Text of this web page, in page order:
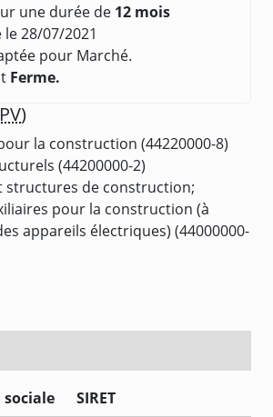
une durée de 12 mois
28/07/2021
pour Marché.
Ferme.
)
la construction (44220000-8)
(44200000-2)
structures de construction;
pour la construction (à
appareils électriques) (44000000-
SIRET